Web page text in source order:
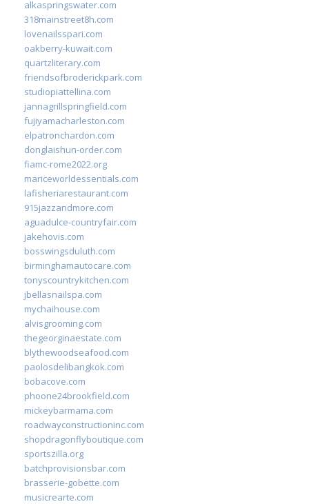
alkaspringswater.com
318mainstreet8h.com
lovenailsspari.com
oakberry-kuwait.com
quartzliterary.com
friendsofbroderickpark.com
studiopiattellina.com
jannagrillspringfield.com
fujiyamacharleston.com
elpatronchardon.com
donglaishun-order.com
fiamc-rome2022.org
mariceworldessentials.com
lafisheriarestaurant.com
915jazzandmore.com
aguadulce-countryfair.com
jakehovis.com
bosswingsduluth.com
birminghamautocare.com
tonyscountrykitchen.com
jbellasnailspa.com
mychaihouse.com
alvisgrooming.com
thegeorginaestate.com
blythewoodseafood.com
paolosdelibangkok.com
bobacove.com
phoone24brookfield.com
mickeybarmama.com
roadwayconstructioninc.com
shopdragonflyboutique.com
sportszilla.org
batchprovisionsbar.com
brasserie-gobette.com
musicrearte.com